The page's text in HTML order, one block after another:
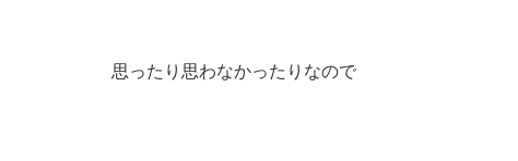
思ったり思わなかったりなので